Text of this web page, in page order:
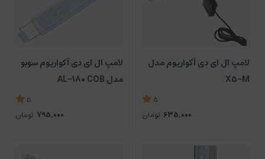
لامپ ال ای دی آکواریوم مدل
X5-M
5
635,000 تومان
لامپ ال ای دی آکواریوم سوبو
مدل AL-180 COB
5
795,000 تومان